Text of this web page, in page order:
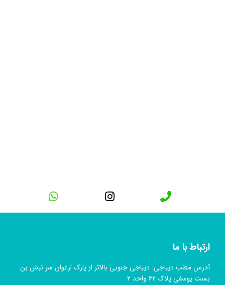
ارتباط با ما
آدرس مطب دیباجی: دیباجی جنوبی بالاتر از پارک ارغوان سر نبش بن
بست یوسفی پلاک ۶۲ واحد ۲